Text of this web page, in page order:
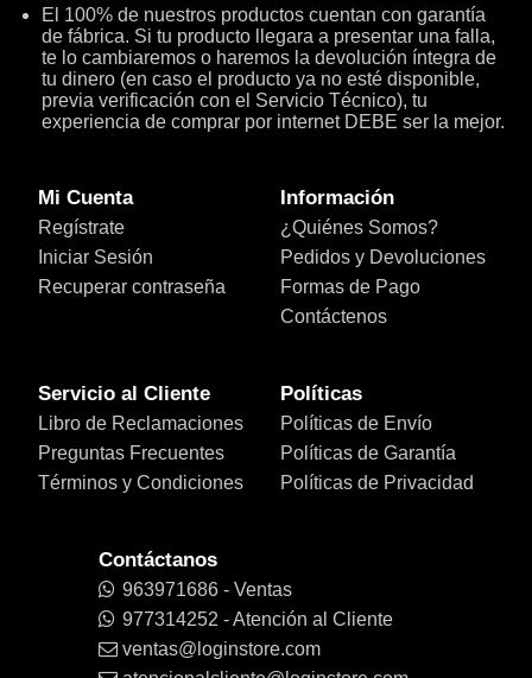
El 100% de nuestros productos cuentan con garantía
de fábrica. Si tu producto llegara a presentar una falla,
te lo cambiaremos o haremos la devolución íntegra de
tu dinero (en caso el producto ya no esté disponible,
previa verificación con el Servicio Técnico), tu
experiencia de comprar por internet DEBE ser la mejor.
Mi Cuenta
Regístrate
Iniciar Sesión
Recuperar contraseña
Información
¿Quiénes Somos?
Pedidos y Devoluciones
Formas de Pago
Contáctenos
Servicio al Cliente
Libro de Reclamaciones
Preguntas Frecuentes
Términos y Condiciones
Políticas
Políticas de Envío
Políticas de Garantía
Políticas de Privacidad
Contáctanos
963971686 - Ventas
977314252 - Atención al Cliente
ventas@loginstore.com